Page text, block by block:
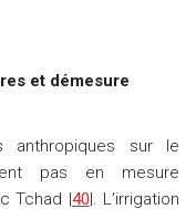
et démesure
anthropiques sur le
pas en mesure
Tchad |40|. L’irrigation